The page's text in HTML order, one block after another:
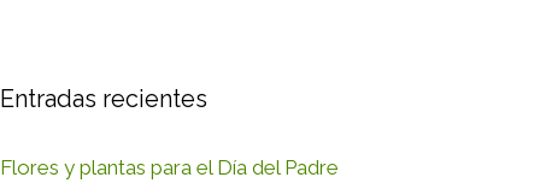
Entradas recientes
Flores y plantas para el Día del Padre